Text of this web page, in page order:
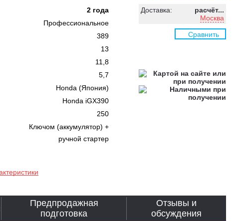
2 года
Профессиональное
389
13
11,8
5,7
Honda (Япония)
Honda iGX390
250
Ключом (аккумулятор) +
ручной стартер
Доставка:
расчёт...
Москва
Сравнить
Предпродажная
подготовка
Отзывы и
обсуждения